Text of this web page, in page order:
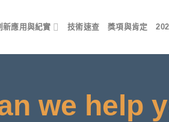
新應用與紀實 技術速查 獎項與肯定
we help